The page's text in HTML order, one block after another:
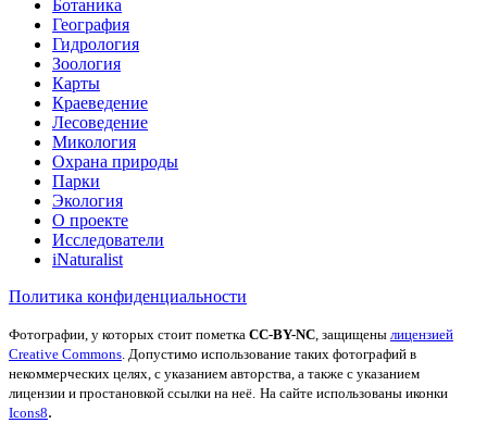
Ботаника
География
Гидрология
Зоология
Карты
Краеведение
Лесоведение
Микология
Охрана природы
Парки
Экология
О проекте
Исследователи
iNaturalist
Политика конфиденциальности
Фотографии, у которых стоит пометка CC-BY-NC, защищены лицензией
Creative Commons. Допустимо использование таких фотографий в
некоммерческих целях, с указанием авторства, а также с указанием
лицензии и простановкой ссылки на неё. На сайте использованы иконки
Icons8.